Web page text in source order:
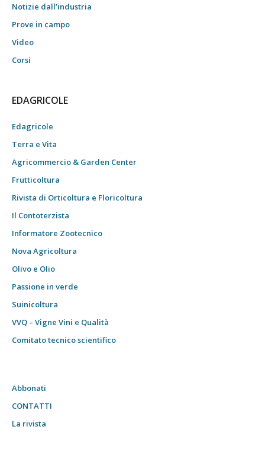
Notizie dall’industria
Prove in campo
Video
Corsi
EDAGRICOLE
Edagricole
Terra e Vita
Agricommercio & Garden Center
Frutticoltura
Rivista di Orticoltura e Floricoltura
Il Contoterzista
Informatore Zootecnico
Nova Agricoltura
Olivo e Olio
Passione in verde
Suinicoltura
VVQ – Vigne Vini e Qualità
Comitato tecnico scientifico
Abbonati
CONTATTI
La rivista